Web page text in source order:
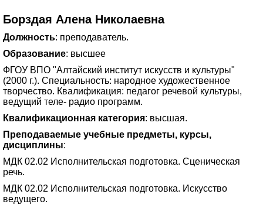
Борздая Алена Николаевна
Должность: преподаватель.
Образование: высшее
ФГОУ ВПО "Алтайский институт искусств и культуры"
(2000 г.). Специальность: народное художественное
творчество. Квалификация: педагог речевой культуры,
ведущий теле- радио программ.
Квалификационная категория: высшая.
Преподаваемые учебные предметы, курсы,
дисциплины:
МДК 02.02 Исполнительская подготовка. Сценическая
речь.
МДК 02.02 Исполнительская подготовка. Искусство
ведущего.